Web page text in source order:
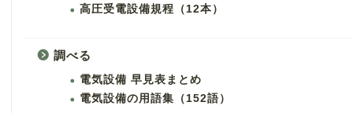
高圧受電設備規程（12本）
調べる
電気設備 早見表まとめ
電気設備の用語集（152語）